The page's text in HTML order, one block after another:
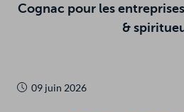
Cognac pour les
&
09 juin 2026